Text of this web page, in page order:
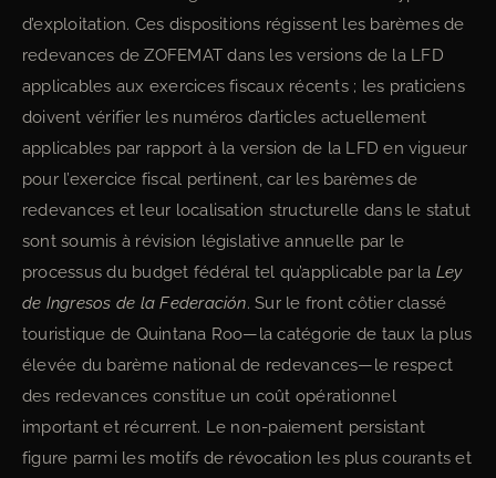
d’exploitation. Ces dispositions régissent les barèmes de
redevances de ZOFEMAT dans les versions de la LFD
applicables aux exercices fiscaux récents ; les praticiens
doivent vérifier les numéros d’articles actuellement
applicables par rapport à la version de la LFD en vigueur
pour l’exercice fiscal pertinent, car les barèmes de
redevances et leur localisation structurelle dans le statut
sont soumis à révision législative annuelle par le
processus du budget fédéral tel qu’applicable par la Ley
de Ingresos de la Federación. Sur le front côtier classé
touristique de Quintana Roo—la catégorie de taux la plus
élevée du barème national de redevances—le respect
des redevances constitue un coût opérationnel
important et récurrent. Le non-paiement persistant
figure parmi les motifs de révocation les plus courants et